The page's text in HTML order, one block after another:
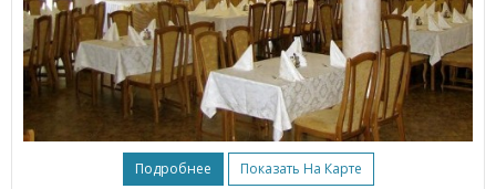
Подробнее Показать На Карте